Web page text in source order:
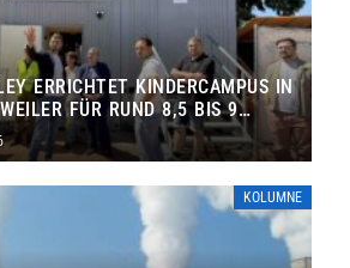
ERRICHTET KINDERCAMPUS IN
FÜR RUND 8,5 BIS 9
KOLUMNE